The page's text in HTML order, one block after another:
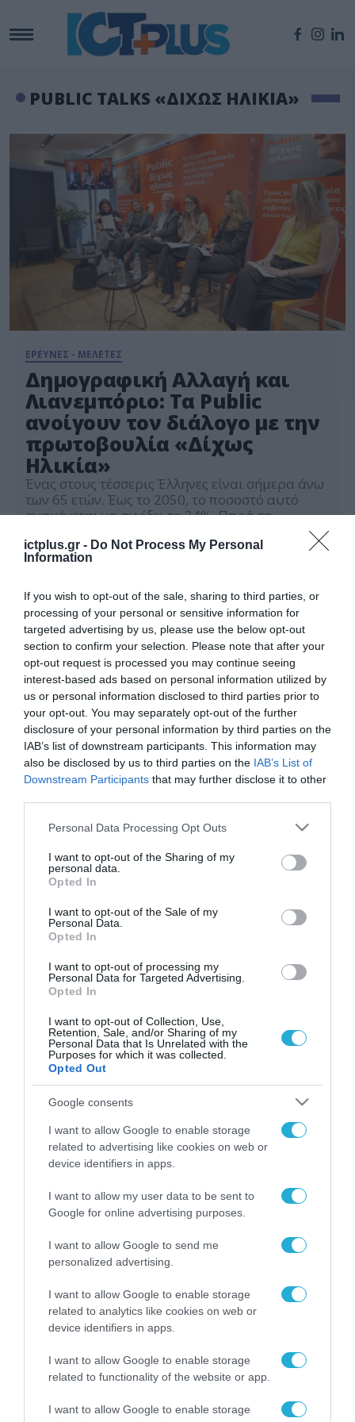
ictplus.gr - Do Not Process My Personal
Information
If you wish to opt-out of the sale, sharing to third parties, or
processing of your personal or sensitive information for
targeted advertising by us, please use the below opt-out
section to confirm your selection. Please note that after your
opt-out request is processed you may continue seeing
interest-based ads based on personal information utilized by
us or personal information disclosed to third parties prior to
your opt-out. You may separately opt-out of the further
disclosure of your personal information by third parties on the
IAB’s list of downstream participants. This information may
also be disclosed by us to third parties on the IAB’s List of
Downstream Participants that may further disclose it to other
Please note that this website/app uses one or more Google
not limited to your visit or usage behaviour. You may click to
grant or deny consent to Google and its third-party tags to
use your data for below specified purposes in below Google
consent section.
Personal Data Processing Opt Outs
I want to opt-out of the Sharing of my
personal data.
Opted In
I want to opt-out of the Sale of my
Personal Data.
Opted In
I want to opt-out of processing my
Personal Data for Targeted Advertising.
Opted In
I want to opt-out of Collection, Use,
Retention, Sale, and/or Sharing of my
Personal Data that Is Unrelated with the
Purposes for which it was collected.
Opted Out
Google consents
I want to allow Google to enable storage
related to advertising like cookies on web or
device identifiers in apps.
I want to allow my user data to be sent to
Google for online advertising purposes.
I want to allow Google to send me
personalized advertising.
I want to allow Google to enable storage
related to analytics like cookies on web or
device identifiers in apps.
I want to allow Google to enable storage
related to functionality of the website or app.
I want to allow Google to enable storage
PUBLIC TALKS «ΔΙΧΩΣ ΗΛΙΚΙΑ»
ΕΡΕΥΝΕΣ - ΜΕΛΕΤΕΣ
Δημογραφική Αλλαγή και
Λιανεμπόριο: Τα Public
ανοίγουν τον διάλογο με την
πρωτοβουλία «Δίχως
Ηλικία»
Ένας στους τέσσερις Έλληνες είναι σήμερα άνω
των 65 ετών. Έως το 2050, το ποσοστό αυτό
αναμένεται να αγγίξει το 34%. Παρά τα
νούμερα, οι μεγαλύτερες ηλικίες παραμένουν
σε μεγάλο βαθμό «αόρατες» στον σχεδιασμό
της λιανικής εμπειρίας. Με αφορμή την
πραγματοποιήθηκε σήμερα στο κατάστημα
Συντάγματος, η εταιρεία παρουσίασε μια […]
ΡΟΗ ΕΙΔΗΣΕΩΝ
Το χρηματοδοτούμενο
από την ΕΕ έργο “The
Gaming Police”
ενισχύει την ασφάλεια
των παιδιών στο
διαδίκτυο
ΑΑΔΕ: Διευκρινίσεις
παραβάσεις που
αφορούν τους ΦΗΜ
31.07.2026
Σ. Καλαφάτης: «Η
Τεχνητή Νοημοσύνη
δεν είναι απλώς μια
νέα τεχνολογία, είναι
μια νέα βιομηχανική
επανάσταση»
31.07.2026
για τη χρηματοδότηση